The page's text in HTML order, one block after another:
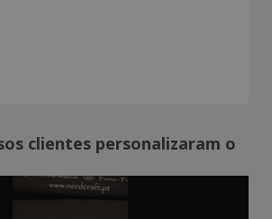
clientes personalizaram o